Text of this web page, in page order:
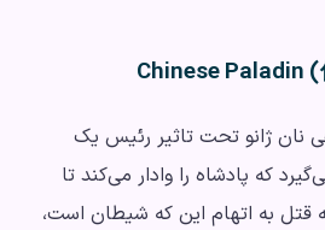
نان ژانو تحت تاثیر رئیس یک
که پادشاه را وادار می‌کند تا
قتل به اتهام این که شیطان است،